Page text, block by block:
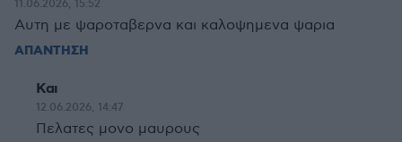
11.06.2026, 15:52
Αυτη με ψαροταβερνα και καλοψημενα ψαρια
ΑΠΑΝΤΗΣΗ
Και
12.06.2026, 14:47
Πελατες μονο μαυρους